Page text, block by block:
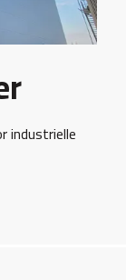
industrielle